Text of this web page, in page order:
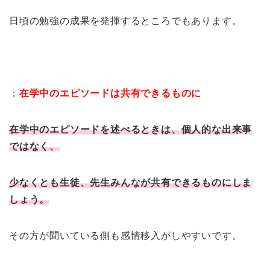
日頃の勉強の成果を発揮するところでもあります。
： 在学中のエピソードは共有できるものに
在学中のエピソードを述べるときは、個人的な出来事
ではなく、
少なくとも生徒、先生みんなが共有できるものにしま
しょう。
その方が聞いている側も感情移入がしやすいです。